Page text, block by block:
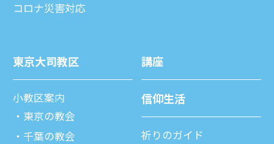
コロナ災害対応
東京⼤司教区
⼩教区案内
東京の教会
千葉の教会
講座
信仰⽣活
祈りのガイド